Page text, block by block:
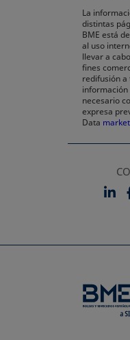
La
distintas
BME está
al uso
llevar a
fines
redifusión a
necesario
expresa
Data